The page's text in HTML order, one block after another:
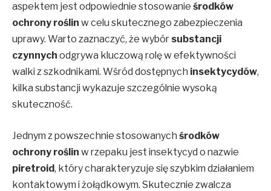
aspektem jest odpowiednie stosowanie środków
ochrony roślin w celu skutecznego zabezpieczenia
uprawy. Warto zaznaczyć, że wybór substancji
czynnych odgrywa kluczową rolę w efektywności
walki z szkodnikami. Wśród dostępnych insektycydów,
kilka substancji wykazuje szczególnie wysoką
skuteczność.
Jednym z powszechnie stosowanych środków
ochrony roślin w rzepaku jest insektycyd o nazwie
piretroid, który charakteryzuje się szybkim działaniem
kontaktowym i żołądkowym. Skutecznie zwalcza